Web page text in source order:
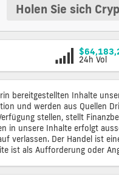
Holen Sie sich
24h Vol
bereitgestellten Inhalte
und werden aus Quellen
stellen, stellt
in unsere Inhalte erfolgt
verlassen. Der Handel ist
ist als Aufforderung oder